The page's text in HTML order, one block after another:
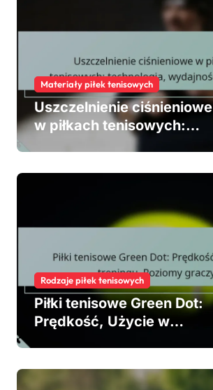
Materiały piłek tenisowych
Uszczelnienie ciśnieniowe
w piłkach tenisowych:
Rodzaje piłek tenisowych
Piłki tenisowe Green Dot:
Prędkość, Użycie w